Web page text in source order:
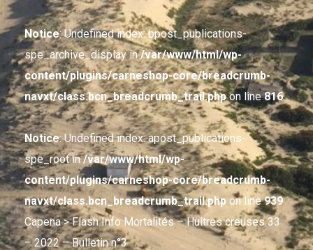
Notice: Undefined index: bpost_publications-
spe_archive_display in/var/www/html/wp-
content/plugins/carneshop-core/breadcrumb-
navxt/class.bcn_breadcrumb_trail.phpon line816
Notice: Undefined index: apost_publications-
spe_root in/var/www/html/wp-
content/plugins/carneshop-core/breadcrumb-
navxt/class.bcn_breadcrumb_trail.php on line939
Capena> Flash Info Mortalités – Huîtres creuses 33
– 2022 – Bulletin n°3